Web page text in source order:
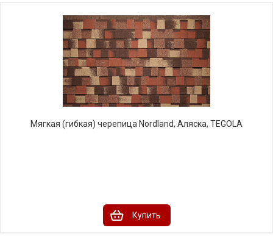
Мягкая (гибкая) черепица Nordland, Аляска, TEGOLA
Купить